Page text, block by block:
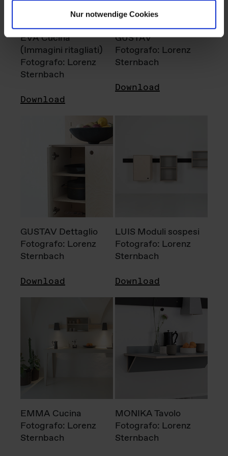
Nur notwendige Cookies
EVA Cucina
(Immagini ritagliati)
Fotografo: Lorenz
Sternbach
Download
GUSTAV
Fotografo: Lorenz
Sternbach
Download
GUSTAV Dettaglio
Fotografo: Lorenz
Sternbach
Download
LUIS Moduli sospesi
Fotografo: Lorenz
Sternbach
Download
EMMA Cucina
Fotografo: Lorenz
Sternbach
MONIKA Tavolo
Fotografo: Lorenz
Sternbach